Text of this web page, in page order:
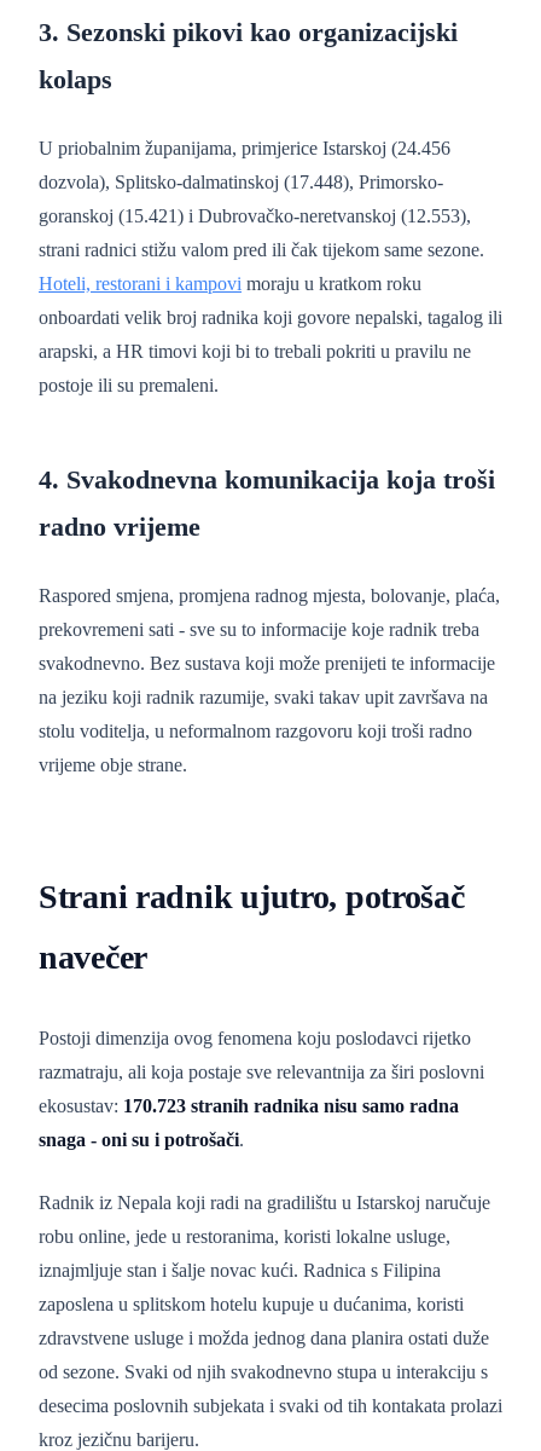
3. Sezonski pikovi kao organizacijski
kolaps
U priobalnim županijama, primjerice Istarskoj (24.456
dozvola), Splitsko-dalmatinskoj (17.448), Primorsko-
goranskoj (15.421) i Dubrovačko-neretvanskoj (12.553),
strani radnici stižu valom pred ili čak tijekom same sezone.
Hoteli, restorani i kampovi moraju u kratkom roku
onboardati velik broj radnika koji govore nepalski, tagalog ili
arapski, a HR timovi koji bi to trebali pokriti u pravilu ne
postoje ili su premaleni.
4. Svakodnevna komunikacija koja troši
radno vrijeme
Raspored smjena, promjena radnog mjesta, bolovanje, plaća,
prekovremeni sati - sve su to informacije koje radnik treba
svakodnevno. Bez sustava koji može prenijeti te informacije
na jeziku koji radnik razumije, svaki takav upit završava na
stolu voditelja, u neformalnom razgovoru koji troši radno
vrijeme obje strane.
Strani radnik ujutro, potrošač
navečer
Postoji dimenzija ovog fenomena koju poslodavci rijetko
razmatraju, ali koja postaje sve relevantnija za širi poslovni
ekosustav: 170.723 stranih radnika nisu samo radna
snaga - oni su i potrošači.
Radnik iz Nepala koji radi na gradilištu u Istarskoj naručuje
robu online, jede u restoranima, koristi lokalne usluge,
iznajmljuje stan i šalje novac kući. Radnica s Filipina
zaposlena u splitskom hotelu kupuje u dućanima, koristi
zdravstvene usluge i možda jednog dana planira ostati duže
od sezone. Svaki od njih svakodnevno stupa u interakciju s
desecima poslovnih subjekata i svaki od tih kontakata prolazi
kroz jezičnu barijeru.